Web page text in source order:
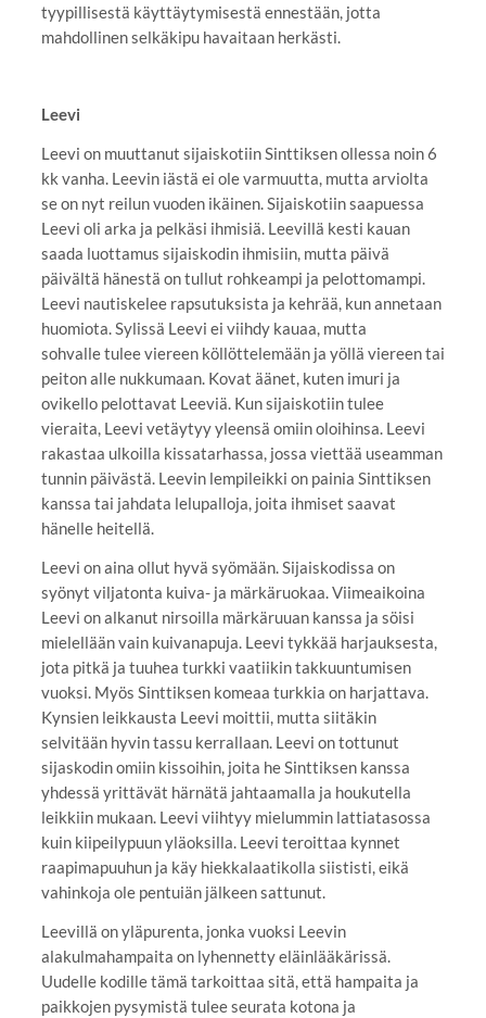
tyypillisestä käyttäytymisestä ennestään, jotta
mahdollinen selkäkipu havaitaan herkästi.
Leevi
Leevi on muuttanut sijaiskotiin Sinttiksen ollessa noin 6
kk vanha. Leevin iästä ei ole varmuutta, mutta arviolta
se on nyt reilun vuoden ikäinen. Sijaiskotiin saapuessa
Leevi oli arka ja pelkäsi ihmisiä. Leevillä kesti kauan
saada luottamus sijaiskodin ihmisiin, mutta päivä
päivältä hänestä on tullut rohkeampi ja pelottomampi.
Leevi nautiskelee rapsutuksista ja kehrää, kun annetaan
huomiota. Sylissä Leevi ei viihdy kauaa, mutta
sohvalle tulee viereen köllöttelemään ja yöllä viereen tai
peiton alle nukkumaan. Kovat äänet, kuten imuri ja
ovikello pelottavat Leeviä. Kun sijaiskotiin tulee
vieraita, Leevi vetäytyy yleensä omiin oloihinsa. Leevi
rakastaa ulkoilla kissatarhassa, jossa viettää useamman
tunnin päivästä. Leevin lempileikki on painia Sinttiksen
kanssa tai jahdata lelupalloja, joita ihmiset saavat
hänelle heitellä.
Leevi on aina ollut hyvä syömään. Sijaiskodissa on
syönyt viljatonta kuiva- ja märkäruokaa. Viimeaikoina
Leevi on alkanut nirsoilla märkäruuan kanssa ja söisi
mielellään vain kuivanapuja. Leevi tykkää harjauksesta,
jota pitkä ja tuuhea turkki vaatiikin takkuuntumisen
vuoksi. Myös Sinttiksen komeaa turkkia on harjattava.
Kynsien leikkausta Leevi moittii, mutta siitäkin
selvitään hyvin tassu kerrallaan. Leevi on tottunut
sijaskodin omiin kissoihin, joita he Sinttiksen kanssa
yhdessä yrittävät härnätä jahtaamalla ja houkutella
leikkiin mukaan. Leevi viihtyy mielummin lattiatasossa
kuin kiipeilypuun yläoksilla. Leevi teroittaa kynnet
raapimapuuhun ja käy hiekkalaatikolla siististi, eikä
vahinkoja ole pentuiän jälkeen sattunut.
Leevillä on yläpurenta, jonka vuoksi Leevin
alakulmahampaita on lyhennetty eläinlääkärissä.
Uudelle kodille tämä tarkoittaa sitä, että hampaita ja
paikkojen pysymistä tulee seurata kotona ja